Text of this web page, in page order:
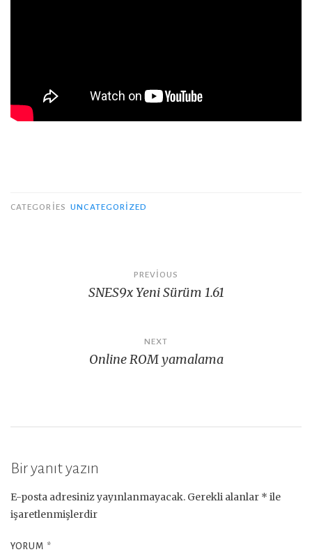
CATEGORIES UNCATEGORIZED
gezinmesi
PREVIOUS
SNES9x Yeni Sürüm 1.61
NEXT
Online ROM yamalama
Bir yanıt yazın
E-posta adresiniz yayınlanmayacak. Gerekli alanlar * ile
işaretlenmişlerdir
YORUM *